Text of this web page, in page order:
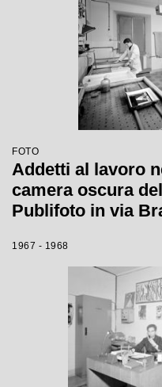
FOTO
Addetti al lavoro
camera oscura
Publifoto in via
1967 - 1968